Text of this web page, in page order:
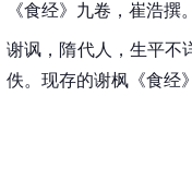
《食经》九卷，崔浩撰
谢讽，隋代人，生平不
佚。现存的谢枫《食经